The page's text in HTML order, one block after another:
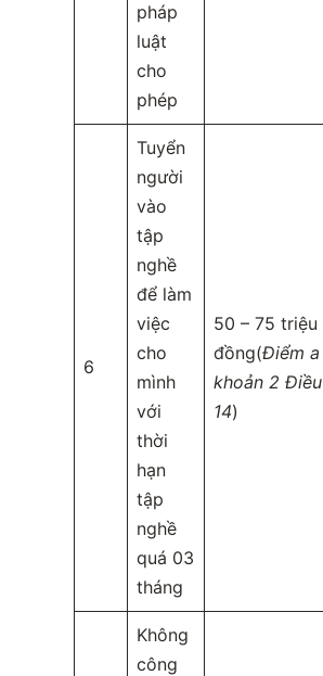
pháp
luật
cho
phép
6
Tuyển
người
vào
tập
nghề
để làm
việc
cho
mình
với
thời
hạn
tập
nghề
quá 03
tháng
50 – 75 triệu
đồng(Điểm a
khoản 2 Điều
14)
Không
công